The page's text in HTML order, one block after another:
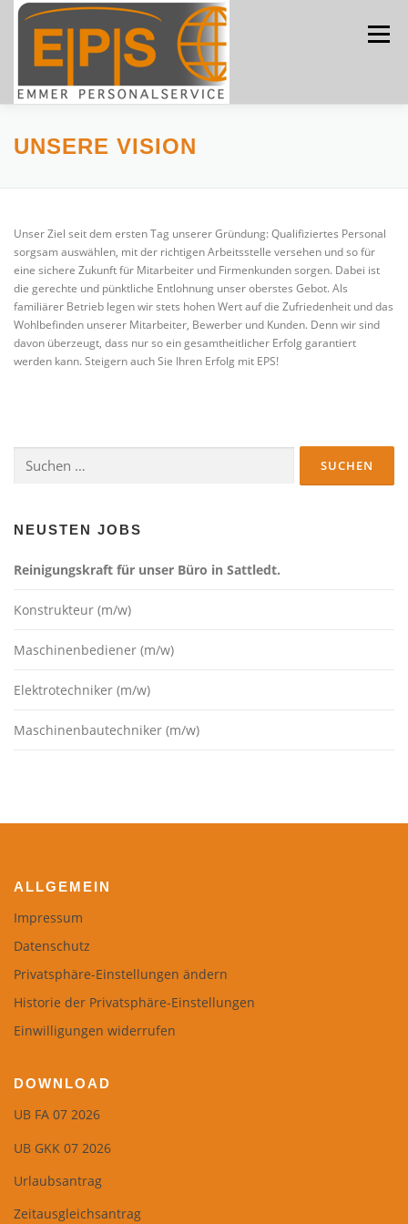
Zum
Inhalt
springen
Menü
ÜBER UNS LEISTUNGEN
UNSERE VISION
Unser Ziel seit dem ersten Tag unserer Gründung: Qualifiziertes Personal
sorgsam auswählen, mit der richtigen Arbeitsstelle versehen und so für
eine sichere Zukunft für Mitarbeiter und Firmenkunden sorgen. Dabei ist
die gerechte und pünktliche Entlohnung unser oberstes Gebot. Als
familiärer Betrieb legen wir stets hohen Wert auf die Zufriedenheit und das
Wohlbefinden unserer Mitarbeiter, Bewerber und Kunden. Denn wir sind
davon überzeugt, dass nur so ein gesamtheitlicher Erfolg garantiert
werden kann. Steigern auch Sie Ihren Erfolg mit EPS!
nach:
NEUSTEN JOBS
Reinigungskraft für unser Büro in Sattledt.
Konstrukteur (m/w)
Maschinenbediener (m/w)
Elektrotechniker (m/w)
Maschinenbautechniker (m/w)
ALLGEMEIN
Impressum
Datenschutz
Privatsphäre-Einstellungen ändern
Historie der Privatsphäre-Einstellungen
Einwilligungen widerrufen
DOWNLOAD
UB FA 07 2026
UB GKK 07 2026
Urlaubsantrag
Zeitausgleichsantrag